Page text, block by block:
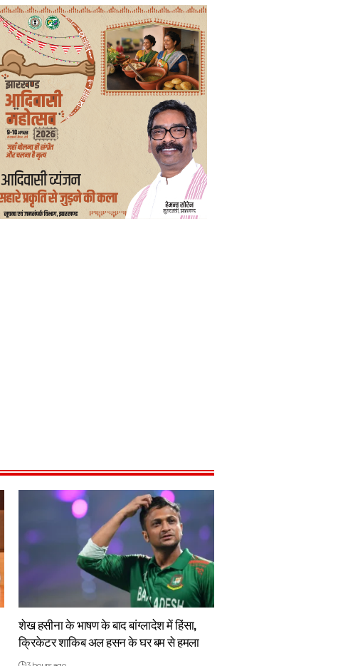
शेख हसीना के भाषण के बाद बांग्लादेश में हिंसा,
क्रिकेटर शाकिब अल हसन के घर बम से हमला